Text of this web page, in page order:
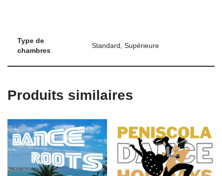
Type de
chambres
Standard, Supérieure
Produits similaires